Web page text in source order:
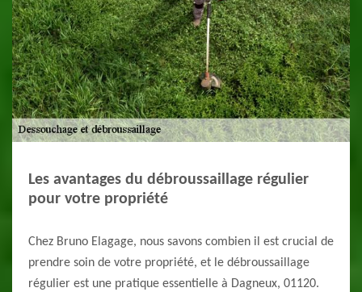
Les avantages du débroussaillage régulier
pour votre propriété
Chez Bruno Elagage, nous savons combien il est crucial de
prendre soin de votre propriété, et le débroussaillage
régulier est une pratique essentielle à Dagneux, 01120.